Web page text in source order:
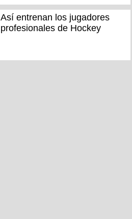
Así entrenan los jugadores
profesionales de Hockey